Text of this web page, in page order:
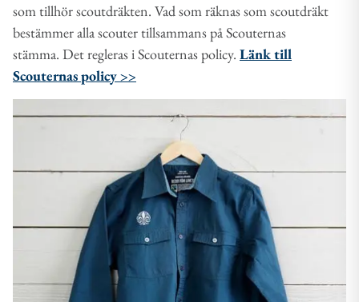
som tillhör scoutdräkten. Vad som räknas som scoutdräkt
bestämmer alla scouter tillsammans på Scouternas
stämma. Det regleras i Scouternas policy. Länk till
Scouternas policy >>